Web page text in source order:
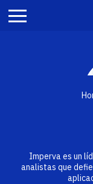
Imperva es un
analistas que